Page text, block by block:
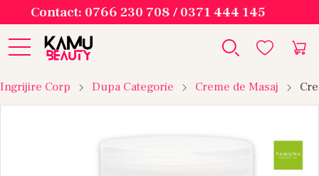
Contact: 0766 230 708 / 0371 444 145
Ingrijire Corp Dupa Categorie Creme de Masaj